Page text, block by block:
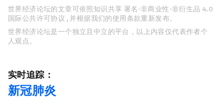
世界经济论坛的文章可依照知识共享 署名-非商业性-非衍生品 4.0
国际公共许可协议 , 并根据我们的使用条款重新发布。
世界经济论坛是一个独立且中立的平台，以上内容仅代表作者个
人观点。
实时追踪：
新冠肺炎